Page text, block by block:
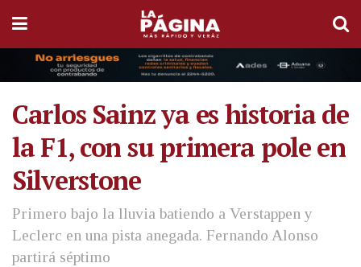
Carlos Sainz ya es historia de
la F1, con su primera pole en
Silverstone
Primero bajo la lluvia batiendo a Verstappen y
Leclerc en una pista anegada. Fernando Alonso
partirá séptimo